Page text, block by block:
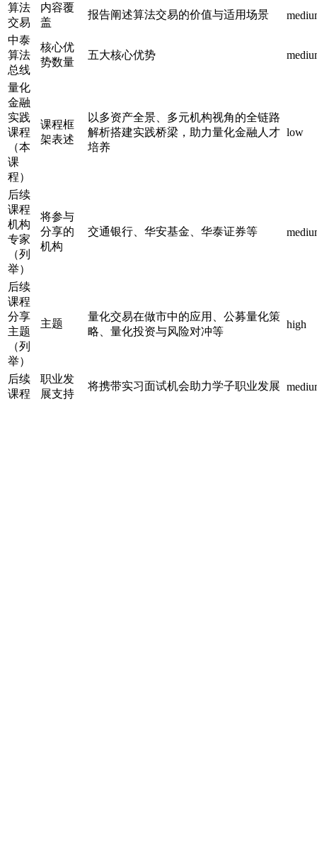
算法
交易
内容覆
盖
报告阐述算法交易的价值与适用场景
中泰
算法
总线
核心优
势数量
五大核心优势
量化
金融
实践
课程
（本
课
程）
课程框
架表述
以多资产全景、多元机构视角的全链路
解析搭建实践桥梁，助力量化金融人才
培养
low
后续
课程
机构
专家
（列
举）
将参与
分享的
机构
交通银行、华安基金、华泰证券等
后续
课程
分享
主题
（列
举）
主题
量化交易在做市中的应用、公募量化策
略、量化投资与风险对冲等
high
后续
课程
职业发
展支持
将携带实习面试机会助力学子职业发展